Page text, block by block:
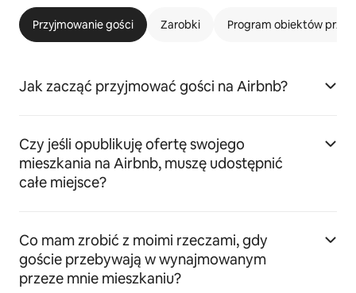
Przyjmowanie gości Zarobki Program obiektów
Jak zacząć przyjmować gości na Airbnb?
Czy jeśli opublikuję ofertę swojego
mieszkania na Airbnb, muszę udostępnić
całe miejsce?
Co mam zrobić z moimi rzeczami, gdy
goście przebywają w wynajmowanym
przeze mnie mieszkaniu?